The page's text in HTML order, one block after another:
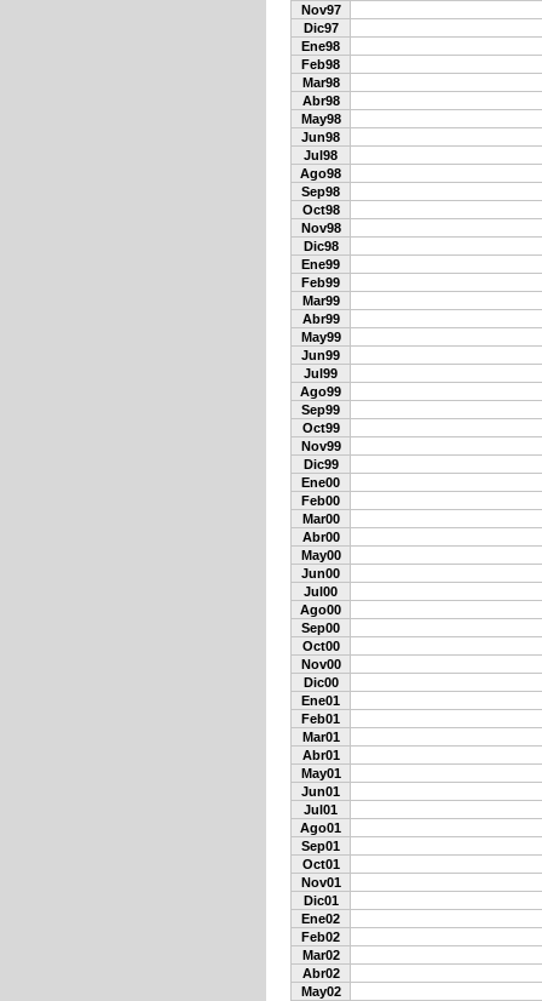
Nov97
Dic97
Ene98
Feb98
Mar98
Abr98
May98
Jun98
Jul98
Ago98
Sep98
Oct98
Nov98
Dic98
Ene99
Feb99
Mar99
Abr99
May99
Jun99
Jul99
Ago99
Sep99
Oct99
Nov99
Dic99
Ene00
Feb00
Mar00
Abr00
May00
Jun00
Jul00
Ago00
Sep00
Oct00
Nov00
Dic00
Ene01
Feb01
Mar01
Abr01
May01
Jun01
Jul01
Ago01
Sep01
Oct01
Nov01
Dic01
Ene02
Feb02
Mar02
Abr02
May02